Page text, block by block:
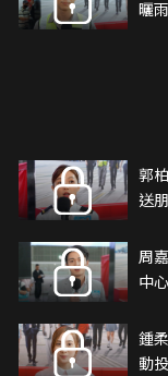
曬
郭
送
周
中
鍾
動